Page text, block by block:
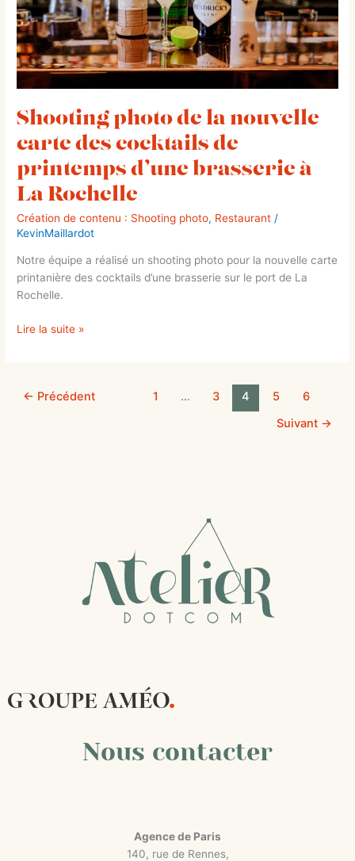
Shooting photo de la nouvelle
carte des cocktails de
printemps d’une brasserie à
La Rochelle
Création de contenu : Shooting photo, Restaurant /
KevinMaillardot
Notre équipe a réalisé un shooting photo pour la nouvelle carte
printanière des cocktails d’une brasserie sur le port de La
Rochelle.
cocktails
de
printemps
d’une
brasserie
à
La
Rochelle
Lire la suite »
← Précédent 1 … 3 4 5
6
Suivant →
Nous contacter
Agence de Paris
140, rue de Rennes,